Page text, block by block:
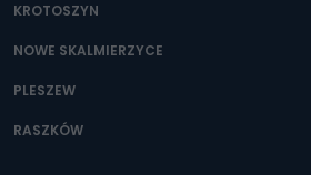
KROTOSZYN
NOWE SKALMIERZYCE
PLESZEW
RASZKÓW